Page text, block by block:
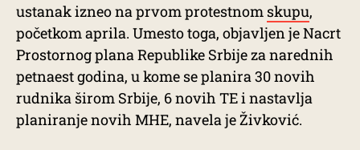
ustanak izneo na prvom protestnom skupu,
početkom aprila. Umesto toga, objavljen je Nacrt
Prostornog plana Republike Srbije za narednih
petnaest godina, u kome se planira 30 novih
rudnika širom Srbije, 6 novih TE i nastavlja
planiranje novih MHE, navela je Živković.